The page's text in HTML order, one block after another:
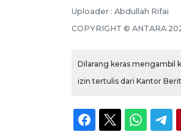
Uploader : Abdullah Rifai
COPYRIGHT © ANTARA
Dilarang keras mengambil
izin tertulis dari Kantor